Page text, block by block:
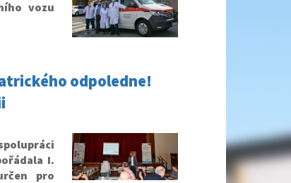
vozu
odpoledne!
I.
pro